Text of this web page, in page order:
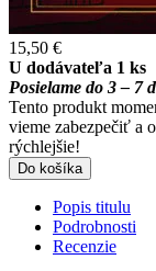
15,50 €
U dodávateľa 1 ks
Posielame do 3 – 7
Tento produkt
vieme zabezpečiť a
rýchlejšie!
Do košíka
Popis titulu
Podrobnosti
Recenzie